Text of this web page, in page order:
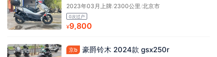
2023年03月上牌/2300公里/北京市
0次过户
¥9,800
京b 豪爵铃木 2024款 gsx250r